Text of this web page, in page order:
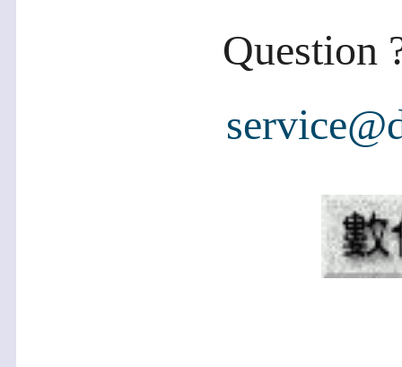
Question